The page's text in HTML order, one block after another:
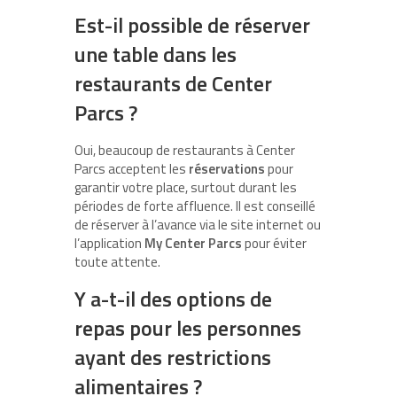
Est-il possible de réserver
une table dans les
restaurants de Center
Parcs ?
Oui, beaucoup de restaurants à Center
Parcs acceptent les réservationspour
garantir votre place, surtout durant les
périodes de forte affluence. Il est conseillé
de réserver à l’avance via le site internet ou
l’application My Center Parcspour éviter
toute attente.
Y a-t-il des options de
repas pour les personnes
ayant des restrictions
alimentaires ?